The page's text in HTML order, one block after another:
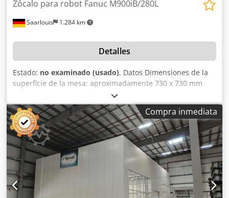
Saarlouis 1.284 km
Zócalo para robot Fanuc M900iB/280L
Detalles
Estado: no examinado (usado), Datos Dimensiones de la
superficie de la mesa: aproximadamente 730 x 730 mm
Djdezilrhepfx Adyekr Apta para el robot Fanuc
M900iB/280L Dimensiones totales: aproximadamente 940 x
810 x 660 mm
Compra inmediata